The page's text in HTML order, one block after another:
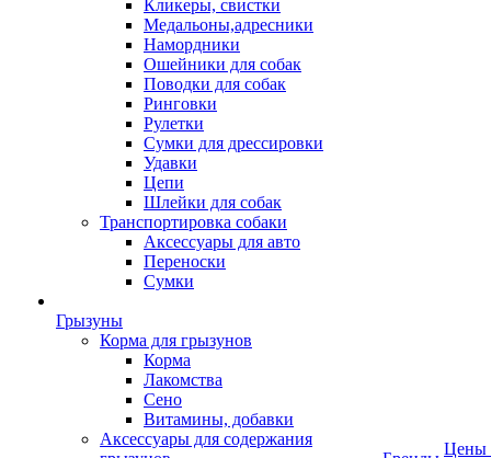
Кликеры, свистки
Медальоны,адресники
Намордники
Ошейники для собак
Поводки для собак
Ринговки
Рулетки
Сумки для дрессировки
Удавки
Цепи
Шлейки для собак
Транспортировка собаки
Аксессуары для авто
Переноски
Сумки
Грызуны
Корма для грызунов
Корма
Лакомства
Сено
Витамины, добавки
Аксессуары для содержания
Цены